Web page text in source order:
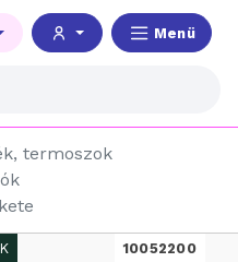
Menü
termoszok
10052200